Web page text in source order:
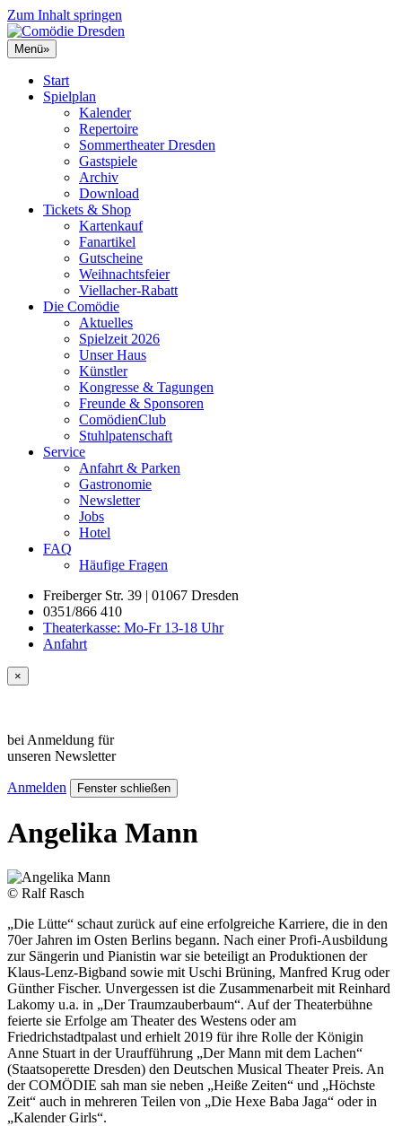
Zum Inhalt springen
Menü»
Start
Spielplan
Kalender
Repertoire
Sommertheater Dresden
Gastspiele
Archiv
Download
Tickets & Shop
Kartenkauf
Fanartikel
Gutscheine
Weihnachtsfeier
Viellacher-Rabatt
Die Comödie
Aktuelles
Spielzeit 2026
Unser Haus
Künstler
Kongresse & Tagungen
Freunde & Sponsoren
ComödienClub
Stuhlpatenschaft
Service
Anfahrt & Parken
Gastronomie
Newsletter
Jobs
Hotel
FAQ
Häufige Fragen
Freiberger Str. 39 | 01067 Dresden
0351/866 410
Theaterkasse: Mo-Fr 13-18 Uhr
Anfahrt
×
bei Anmeldung für
unseren Newsletter
Anmelden Fenster schließen
Angelika Mann
© Ralf Rasch
„Die Lütte“ schaut zurück auf eine erfolgreiche Karriere, die in den
70er Jahren im Osten Berlins begann. Nach einer Profi-Ausbildung
zur Sängerin und Pianistin war sie beteiligt an Produktionen der
Klaus-Lenz-Bigband sowie mit Uschi Brüning, Manfred Krug oder
Günther Fischer. Unvergessen ist die Zusammenarbeit mit Reinhard
Lakomy u.a. in „Der Traumzauberbaum“. Auf der Theaterbühne
feierte sie Erfolge am Theater des Westens oder am
Friedrichstadtpalast und erhielt 2019 für ihre Rolle der Königin
Anne Stuart in der Uraufführung „Der Mann mit dem Lachen“
(Staatsoperette Dresden) den Deutschen Musical Theater Preis. An
der COMÖDIE sah man sie neben „Heiße Zeiten“ und „Höchste
Zeit“ auch in mehreren Teilen von „Die Hexe Baba Jaga“ oder in
„Kalender Girls“.